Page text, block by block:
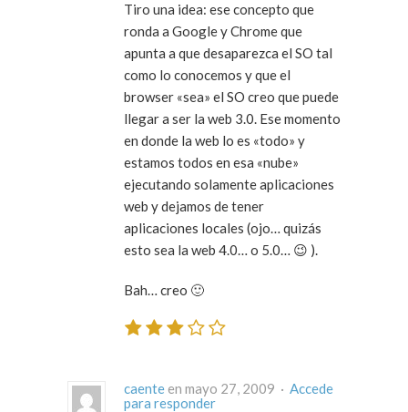
Tiro una idea: ese concepto que
ronda a Google y Chrome que
apunta a que desaparezca el SO tal
como lo conocemos y que el
browser «sea» el SO creo que puede
llegar a ser la web 3.0. Ese momento
en donde la web lo es «todo» y
estamos todos en esa «nube»
ejecutando solamente aplicaciones
web y dejamos de tener
aplicaciones locales (ojo… quizás
esto sea la web 4.0… o 5.0… 😉 ).
Bah… creo 🙂
caente en mayo 27, 2009 · Accede
para responder